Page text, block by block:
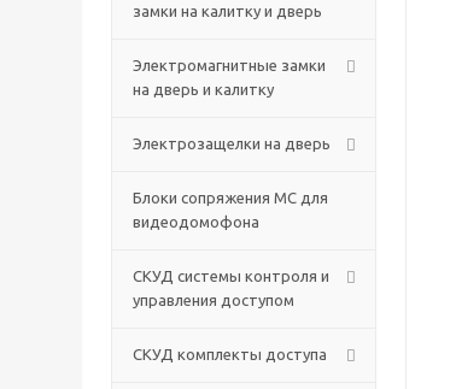
замки на калитку и дверь
Электромагнитные замки
на дверь и калитку
Электрозащелки на дверь
Блоки сопряжения МС для
видеодомофона
СКУД системы контроля и
управления доступом
СКУД комплекты доступа